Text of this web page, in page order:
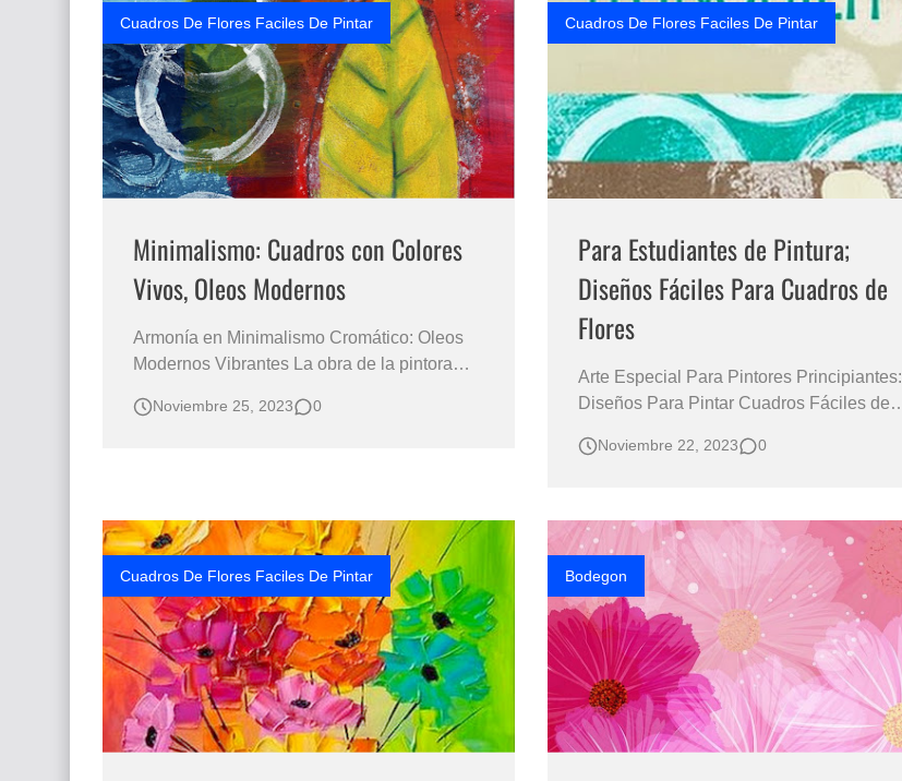
Fotos Artísticas de las Actrices de Hollywood Más Bellas del Mundo
Que significan los cuadros de negras africanas?
El mundo del arte en pintura surrealista
Cuadros De Flores Faciles De Pintar
Minimalismo: Cuadros con Colores
Vivos, Oleos Modernos
Armonía en Minimalismo Cromático: Oleos
Modernos Vibrantes La obra de la pintora
Unidos, es un fascinante encuentro entre el
Artístico …
Noviembre 25, 2023 0
Cuadros De Flores Faciles De Pintar
Para Estudiantes de Pintura;
Diseños Fáciles Para Cuadros de
Flores
Arte Especial Para Pintores Principiantes:
Diseños Para Pintar Cuadros Fáciles de
MINIMALISTAS FÁCILES DE PINTAR
Flores Oleos Minimalismo Puro de Linda
Woods ( EE-UU) Bonitos C…
Noviembre 22, 2023 0
Cuadros De Flores Faciles De Pintar Bodegon